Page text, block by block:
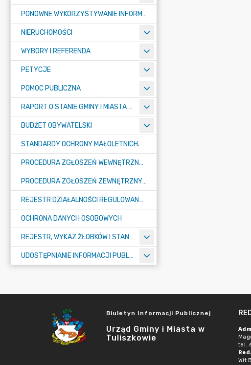
PONOWNE WYKORZYSTYWANIE INFORMACJI SEKTORA PUBLICZNEGO
NIERUCHOMOŚCI
WYBORY I REFERENDA
PETYCJE
POMOC PUBLICZNA
RAPORT O STANIE GMINY I MIASTA TULISZKÓW
BUDŻET OBYWATELSKI
STANDARDY OCHRONY MAŁOLETNICH.
PROCEDURA ZGŁOSZEŃ WEWNĘTRZNYCH W URZĘDZIE GMINY I MIASTA W TULISZKOWIE
PROCEDURA ZGŁOSZEŃ ZEWNĘTRZNYCH
REJESTR DZIAŁALNOŚCI REGULOWANEJ
OCHRONA DANYCH OSOBOWYCH
REJESTR, WYKAZ ŻŁOBKÓW I STANDARDY OPIEKI NAD DZIEĆMI W WIEKU DO LAT 3
UDOSTĘPNIANIE INFORMACJI PUBLICZNEJ
Biuletyn Informacji Publicznej
Urząd Gminy i Miasta w
Tuliszkowie
tel.
Wit